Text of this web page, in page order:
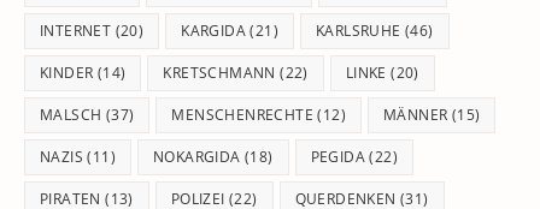
INTERNET (20) KARGIDA(21) KARLSRUHE (46)
KINDER (14) KRETSCHMANN (22) LINKE (20)
MALSCH (37) MENSCHENRECHTE (12) MÄNNER (15)
NAZIS (11) NOKARGIDA (18) PEGIDA(22)
PIRATEN (13) POLIZEI (22) QUERDENKEN (31)